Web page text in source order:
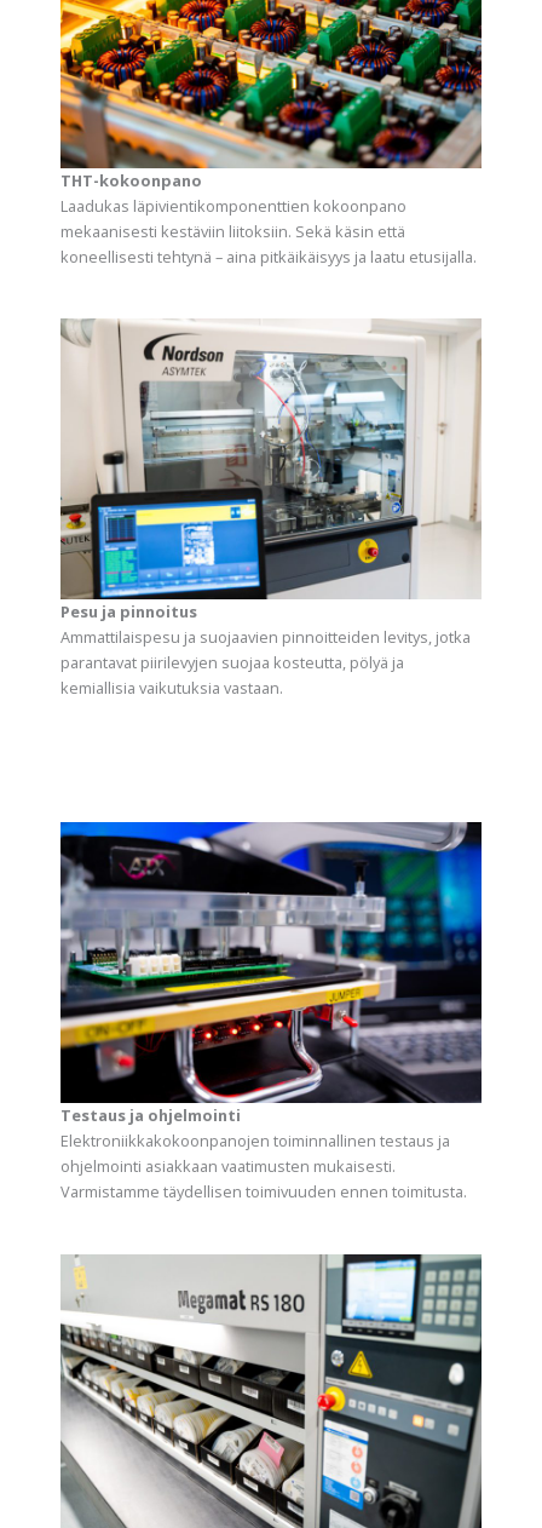
THT-kokoonpano
Laadukas läpivientikomponenttien kokoonpano
mekaanisesti kestäviin liitoksiin. Sekä käsin että
koneellisesti tehtynä – aina pitkäikäisyys ja laatu etusijalla.
Pesu ja pinnoitus
Ammattilaispesu ja suojaavien pinnoitteiden levitys, jotka
parantavat piirilevyjen suojaa kosteutta, pölyä ja
kemiallisia vaikutuksia vastaan.
Testaus ja ohjelmointi
Elektroniikkakokoonpanojen toiminnallinen testaus ja
ohjelmointi asiakkaan vaatimusten mukaisesti.
Varmistamme täydellisen toimivuuden ennen toimitusta.